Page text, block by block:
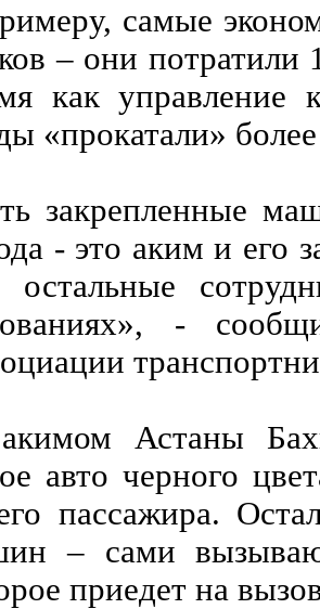
самые
– они потратили
как управление
«прокатали»
закрепленные
- это аким и
остальные
-
Астаны
авто черного
пассажира.
– сами
приедет на